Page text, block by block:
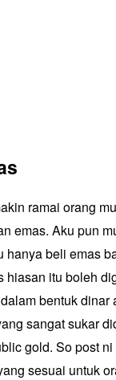
ramai orang
emas. Aku pun
beli emas
hiasan itu boleh
bentuk
sangat sukar
gold. So post
sesuai untuk